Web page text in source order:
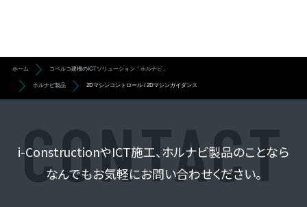
ホーム コベルコ建機のICTソリューション「ホルナビ」
ホルナビ製品 2Dマシンコントロール / 2Dマシンガイダンス
i-ConstructionやICT施工、ホルナビ製品のことなら
なんでもお気軽にお問い合わせください。